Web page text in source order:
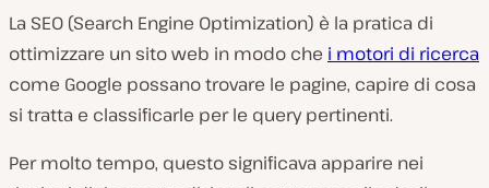
La SEO (Search Engine Optimization) è la pratica di
ottimizzare un sito web in modo che i motori di ricerca
come Google possano trovare le pagine, capire di cosa
si tratta e classificarle per le query pertinenti.
Per molto tempo, questo significava apparire nei